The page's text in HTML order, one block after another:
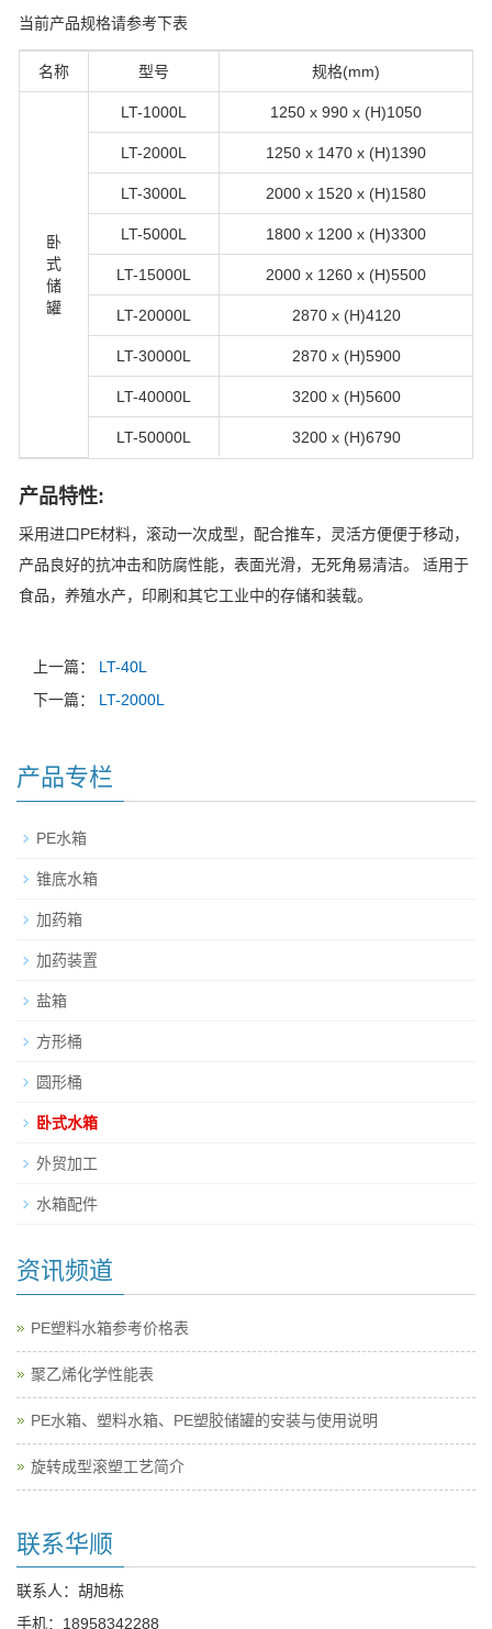
当前产品规格请参考下表
名称 型号 规格(mm)
卧
式
储
罐
LT-1000L 1250 x 990 x (H)1050
LT-2000L 1250 x 1470 x (H)1390
LT-3000L 2000 x 1520 x (H)1580
LT-5000L 1800 x 1200 x (H)3300
LT-15000L 2000 x 1260 x (H)5500
LT-20000L 2870 x (H)4120
LT-30000L 2870 x (H)5900
LT-40000L 3200 x (H)5600
LT-50000L 3200 x (H)6790
产品特性:
采用进口PE材料，滚动一次成型，配合推车，灵活方便便于移动，
产品良好的抗冲击和防腐性能，表面光滑，无死角易清洁。 适用于
食品，养殖水产，印刷和其它工业中的存储和装载。
上一篇：
LT-40L
下一篇：
LT-2000L
产品专栏
PE水箱
锥底水箱
加药箱
加药装置
盐箱
方形桶
圆形桶
卧式水箱
外贸加工
水箱配件
资讯频道
PE塑料水箱参考价格表
聚乙烯化学性能表
PE水箱、塑料水箱、PE塑胶储罐的安装与使用说明
旋转成型滚塑工艺简介
联系华顺
联系人：胡旭栋
手机： 18958342288